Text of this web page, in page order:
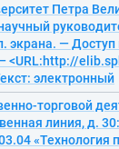
Петра
экрана. — Доступ
<URL:http://
электронный
торговой
линия, д.
«Технология